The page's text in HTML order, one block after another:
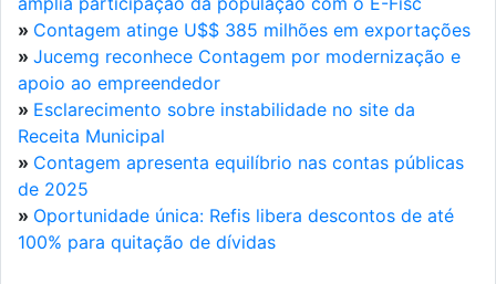
» Contagem atinge U$$ 385 milhões em exportações
» Jucemg reconhece Contagem por modernização e
apoio ao empreendedor
» Esclarecimento sobre instabilidade no site da
Receita Municipal
» Contagem apresenta equilíbrio nas contas públicas
de 2025
» Oportunidade única: Refis libera descontos de até
100% para quitação de dívidas